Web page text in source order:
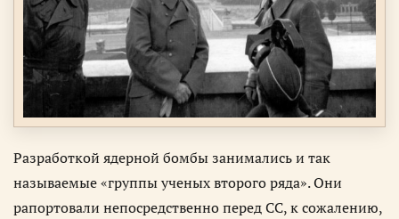
Разработкой ядерной бомбы занимались и так
называемые «группы ученых второго ряда». Они
рапортовали непосредственно перед СС, к сожалению,